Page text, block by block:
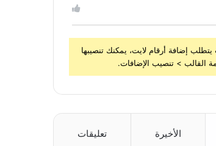
إضافة أرقام لايت، يمكنك تنصيبها
القالب > تنصيب الإضافات.
الأخيرة تعليقات